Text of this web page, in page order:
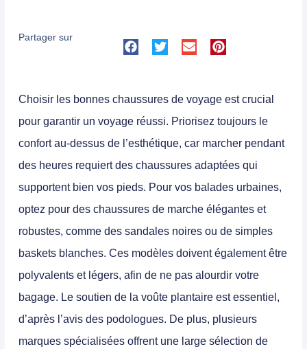
Partager sur
Choisir les bonnes chaussures de voyage est crucial
pour garantir un voyage réussi. Priorisez toujours le
confortau-dessus de l’esthétique, car marcher pendant
des heures requiert des chaussures adaptées qui
supportent bien vos pieds. Pour vos balades urbaines,
optez pour des chaussures de marche élégantes et
robustes, comme des sandales noires ou de simples
baskets blanches. Ces modèles doivent également être
polyvalents et légers, afin de ne pas alourdir votre
bagage. Le soutien de la voûte plantaire est essentiel,
d’après l’avis des podologues. De plus, plusieurs
marques spécialisées offrent une large sélection de